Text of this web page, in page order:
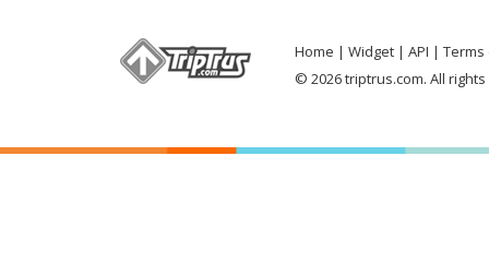
Home Widget API
Terms
© 2026 triptrus.com. All